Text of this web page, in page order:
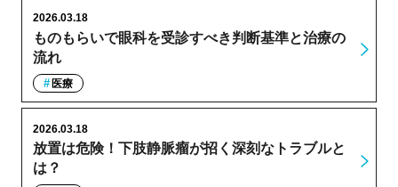
ものもらいで眼科を受診すべき判断基準と治療の
流れ
2026.03.18
医療
放置は危険！下肢静脈瘤が招く深刻なトラブルと
は？
2026.03.18